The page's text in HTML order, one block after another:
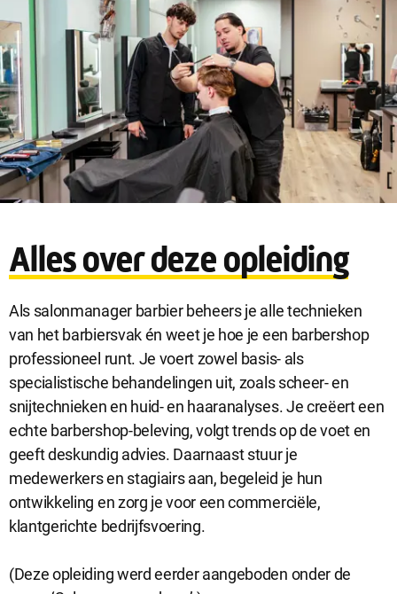
Sluit
werken.
Functionele cookies
Functionele cookies hebben een functionele rol binnen de
website. De cookies zorgen ervoor dat de website goed
functioneert.
Analytische cookies
Analytische cookies geven ons inzicht in hoe de website wordt
gebruikt. Op basis van deze informatie kunnen wij deze website
gebruiksvriendelijker maken.
Marketing cookies
Alles over deze opleiding
Als salonmanager barbier beheers je alle technieken
van het barbiersvak én weet je hoe je een barbershop
professioneel runt. Je voert zowel basis- als
specialistische behandelingen uit, zoals scheer- en
snijtechnieken en huid- en haaranalyses. Je creëert een
echte barbershop-beleving, volgt trends op de voet en
geeft deskundig advies. Daarnaast stuur je
medewerkers en stagiairs aan, begeleid je hun
ontwikkeling en zorg je voor een commerciële,
klantgerichte bedrijfsvoering.
(Deze opleiding werd eerder aangeboden onder de